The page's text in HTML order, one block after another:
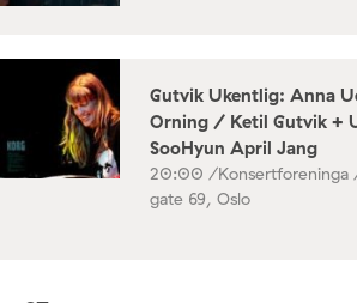
Gutvik Ukentlig: Anna
Orning / Ketil Gutvik +
SooHyun April Jang
20:00 /
gate 69, Oslo